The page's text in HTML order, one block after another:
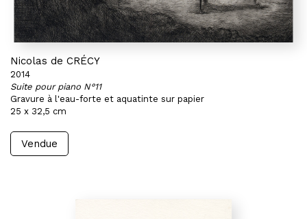
Nicolas de CRÉCY
2014
Suite pour piano N°11
Gravure à l'eau-forte et aquatinte sur papier
25 x 32,5 cm
Vendue